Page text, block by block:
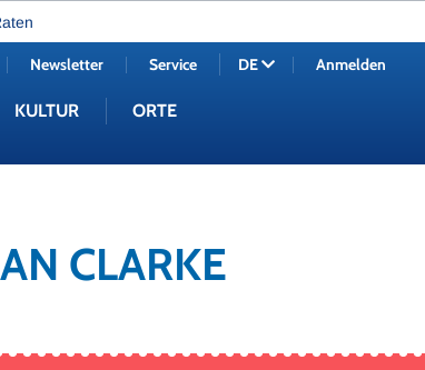
KULTUR ORTE
Newsletter Service DE Anmelden
CLARKE